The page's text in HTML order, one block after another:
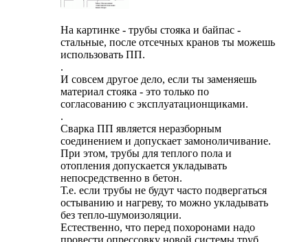
На картинке - трубы стояка и байпас -
стальные, после отсечных кранов ты можешь
использовать ПП.
.
И совсем другое дело, если ты заменяешь
материал стояка - это только по
согласованию с эксплуатационщиками.
.
Сварка ПП является неразборным
соединением и допускает замоноличивание.
При этом, трубы для теплого пола и
отопления допускается укладывать
непосредственно в бетон.
Т.е. если трубы не будут часто подвергаться
остыванию и нагреву, то можно укладывать
без тепло-шумоизоляции.
Естественно, что перед похоронами надо
провести опрессовку новой системы труб...